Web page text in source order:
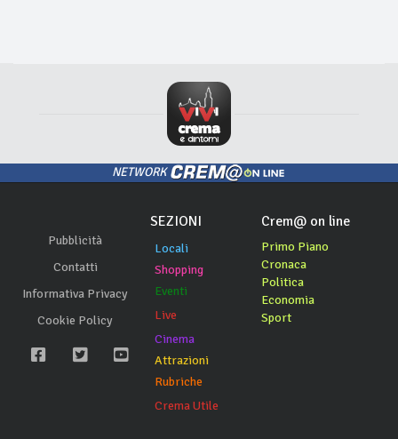
NETWORK
Pubblicità
Contatti
Informativa Privacy
Cookie Policy
SEZIONI
Locali
Shopping
Eventi
Live
Cinema
Attrazioni
Rubriche
Crema Utile
Crem@ on line
Primo Piano
Cronaca
Politica
Economia
Sport